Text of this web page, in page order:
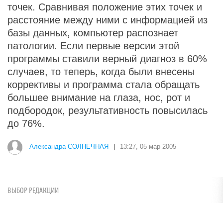
точек. Сравнивая положение этих точек и
расстояние между ними с информацией из
базы данных, компьютер распознает
патологии. Если первые версии этой
программы ставили верный диагноз в 60%
случаев, то теперь, когда были внесены
коррективы и программа стала обращать
большее внимание на глаза, нос, рот и
подбородок, результативность повысилась
до 76%.
Александра СОЛНЕЧНАЯ 13:27, 05 мар 2005
ВЫБОР РЕДАКЦИИ